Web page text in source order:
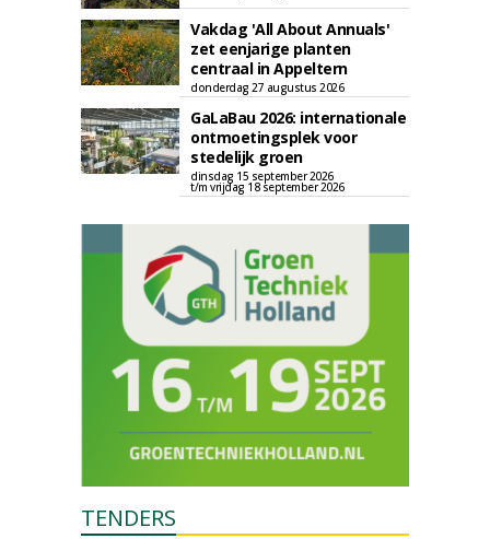
Vakdag 'All About Annuals'
zet eenjarige planten
centraal in Appeltern
donderdag 27 augustus 2026
GaLaBau 2026: internationale
ontmoetingsplek voor
stedelijk groen
dinsdag 15 september 2026
t/m vrijdag 18 september 2026
TENDERS